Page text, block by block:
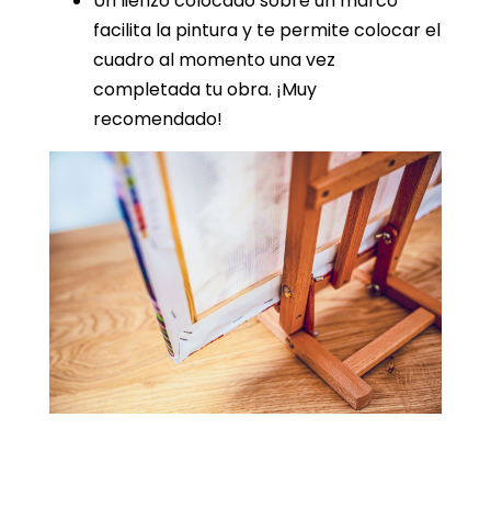
facilita la pintura y te permite colocar el
cuadro al momento una vez
completada tu obra. ¡Muy
recomendado!